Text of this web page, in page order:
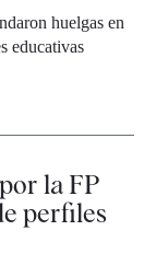
huelgas en
educativas
la FP
perfiles